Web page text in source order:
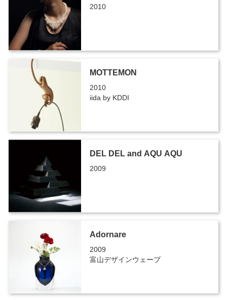
2010
MOTTEMON
2010
iida by KDDI
DEL DEL and AQU AQU
2009
Adornare
2009
富山デザインウェーブ